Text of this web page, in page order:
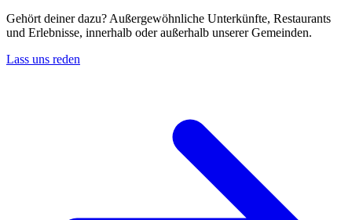
Gehört deiner dazu? Außergewöhnliche Unterkünfte, Restaurants
und Erlebnisse, innerhalb oder außerhalb unserer Gemeinden.
Lass uns reden